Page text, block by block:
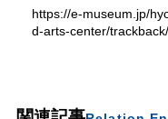
https://e-museum.jp/
d-arts-center/trackback/